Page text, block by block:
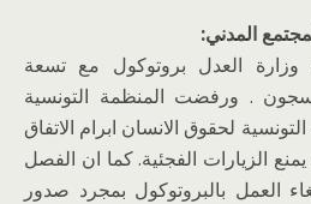
المدني:
2012 امضت وزارة العدل بروتوكول مع تسعة
. ورفضت المنظمة التونسية
لحقوق الانسان ابرام الاتفاق
الزيارات الفجئية. كما ان الفصل
العمل بالبروتوكول بمجرد صدور